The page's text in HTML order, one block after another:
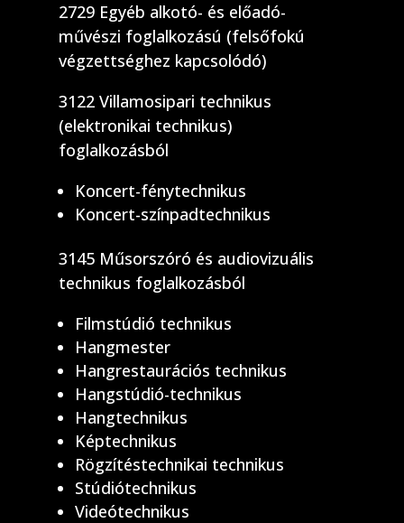
2729 Egyéb alkotó- és előadó-
művészi foglalkozású (felsőfokú
végzettséghez kapcsolódó)
3122 Villamosipari technikus
(elektronikai technikus)
foglalkozásból
Koncert-fénytechnikus
Koncert-színpadtechnikus
3145 Műsorszóró és audiovizuális
technikus foglalkozásból
Filmstúdió technikus
Hangmester
Hangrestaurációs technikus
Hangstúdió-technikus
Hangtechnikus
Képtechnikus
Rögzítéstechnikai technikus
Stúdiótechnikus
Videótechnikus